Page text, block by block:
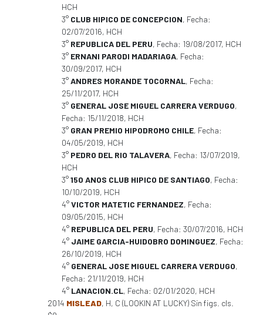
HCH
3° CLUB HIPICO DE CONCEPCION, Fecha:
02/07/2016, HCH
3° REPUBLICA DEL PERU, Fecha: 19/08/2017, HCH
3° ERNANI PARODI MADARIAGA, Fecha:
30/09/2017, HCH
3°ANDRES MORANDE TOCORNAL, Fecha:
25/11/2017, HCH
3° GENERAL JOSE MIGUEL CARRERA VERDUGO,
Fecha: 15/11/2018, HCH
3° GRAN PREMIO HIPODROMO CHILE, Fecha:
04/05/2019, HCH
3° PEDRO DEL RIO TALAVERA, Fecha: 13/07/2019,
HCH
3°150 ANOS CLUB HIPICO DE SANTIAGO, Fecha:
10/10/2019, HCH
4°VICTOR MATETIC FERNANDEZ, Fecha:
09/05/2015, HCH
4° REPUBLICA DEL PERU, Fecha: 30/07/2016, HCH
4° JAIME GARCIA-HUIDOBRO DOMINGUEZ, Fecha:
26/10/2019, HCH
4° GENERAL JOSE MIGUEL CARRERA VERDUGO,
Fecha: 21/11/2019, HCH
4° LANACION.CL, Fecha: 02/01/2020, HCH
2014 MISLEAD, H, C (LOOKIN AT LUCKY) Sin figs. cls.